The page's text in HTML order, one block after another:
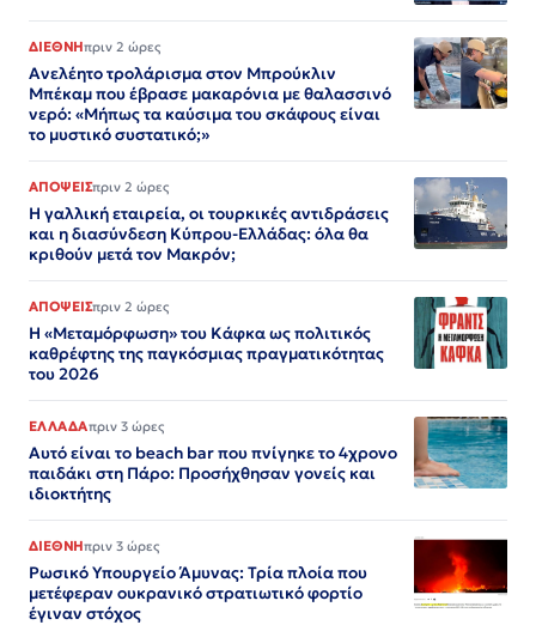
ΔΙΕΘΝΗπριν 2 ώρες
Ανελέητο τρολάρισμα στον Μπρούκλιν
Μπέκαμ που έβρασε μακαρόνια με θαλασσινό
νερό: «Μήπως τα καύσιμα του σκάφους είναι
το μυστικό συστατικό;»
ΑΠΟΨΕΙΣπριν 2 ώρες
Η γαλλική εταιρεία, οι τουρκικές αντιδράσεις
και η διασύνδεση Κύπρου-Ελλάδας: όλα θα
κριθούν μετά τον Μακρόν;
ΑΠΟΨΕΙΣπριν 2 ώρες
Η «Μεταμόρφωση» του Κάφκα ως πολιτικός
καθρέφτης της παγκόσμιας πραγματικότητας
του 2026
ΕΛΛΑΔΑπριν 3 ώρες
Αυτό είναι το beach bar που πνίγηκε το 4χρονο
παιδάκι στη Πάρο: Προσήχθησαν γονείς και
ιδιοκτήτης
ΔΙΕΘΝΗπριν 3 ώρες
Ρωσικό Υπουργείο Άμυνας: Τρία πλοία που
μετέφεραν ουκρανικό στρατιωτικό φορτίο
έγιναν στόχος